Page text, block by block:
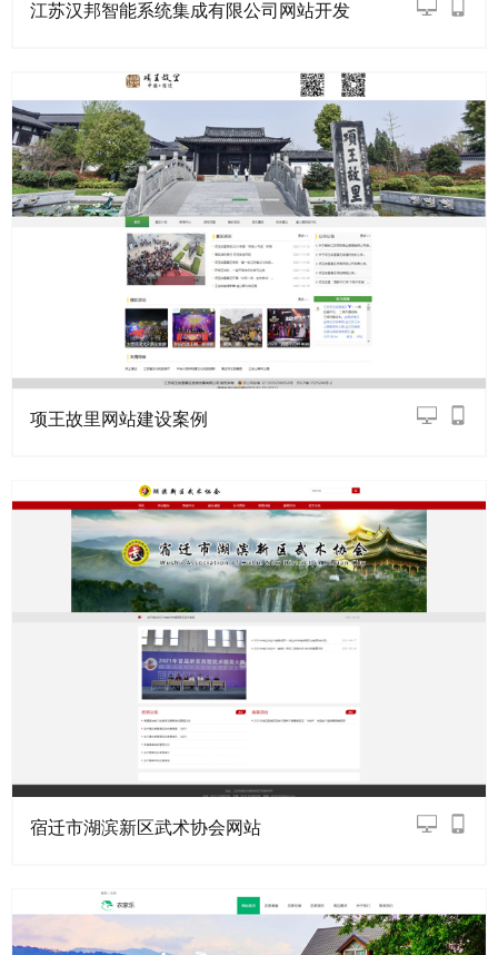
江苏汉邦智能系统集成有限公司网站开发
项王故里网站建设案例
宿迁市湖滨新区武术协会网站